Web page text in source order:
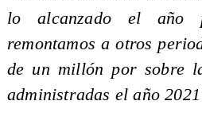
lo alcanzado el año
remontamos a otros
de un millón por sobre
administradas el año